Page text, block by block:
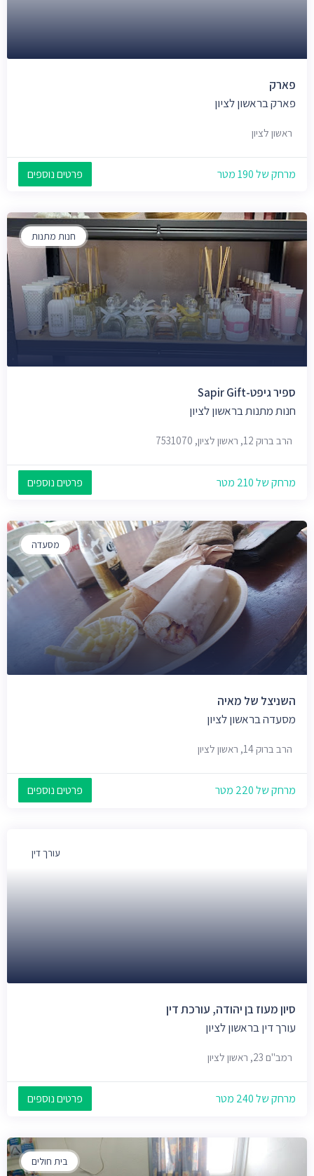
פארק
פארק בראשון לציון
ראשון לציון
מרחק של 190 מטר פרטים נוספים
חנות מתנות
ספיר גיפט-Sapir Gift
חנות מתנות בראשון לציון
הרב ברוק 12, ראשון לציון, 7531070
מרחק של 210 מטר פרטים נוספים
מסעדה
השניצל של מאיה
מסעדה בראשון לציון
הרב ברוק 14, ראשון לציון
מרחק של 220 מטר פרטים נוספים
עורך דין
סיון מעוז בן יהודה, עורכת דין
עורך דין בראשון לציון
רמב"ם 23, ראשון לציון
מרחק של 240 מטר פרטים נוספים
בית חולים